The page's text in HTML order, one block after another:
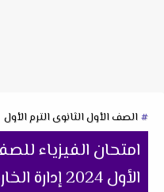
الصف الأول الثانوى الترم الأول
امتحان الفيزياء
الأول 2024 إدارة الخارجة التعليمية